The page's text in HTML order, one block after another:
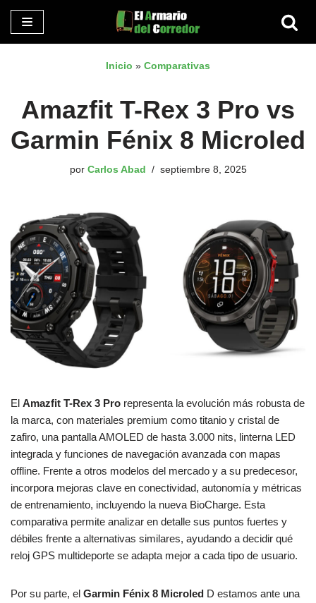
Saltar
Inicio » Comparativas
Amazfit T-Rex 3 Pro vs
Garmin Fénix 8 Microled
por Carlos Abad septiembre 8, 2025
El Amazfit T-Rex 3 Pro representa la evolución más robusta de
la marca, con materiales premium como titanio y cristal de
zafiro, una pantalla AMOLED de hasta 3.000 nits, linterna LED
integrada y funciones de navegación avanzada con mapas
offline. Frente a otros modelos del mercado y a su predecesor,
incorpora mejoras clave en conectividad, autonomía y métricas
de entrenamiento, incluyendo la nueva BioCharge. Esta
comparativa permite analizar en detalle sus puntos fuertes y
débiles frente a alternativas similares, ayudando a decidir qué
reloj GPS multideporte se adapta mejor a cada tipo de usuario.
Por su parte, el Garmin Fénix 8 Microled D estamos ante una